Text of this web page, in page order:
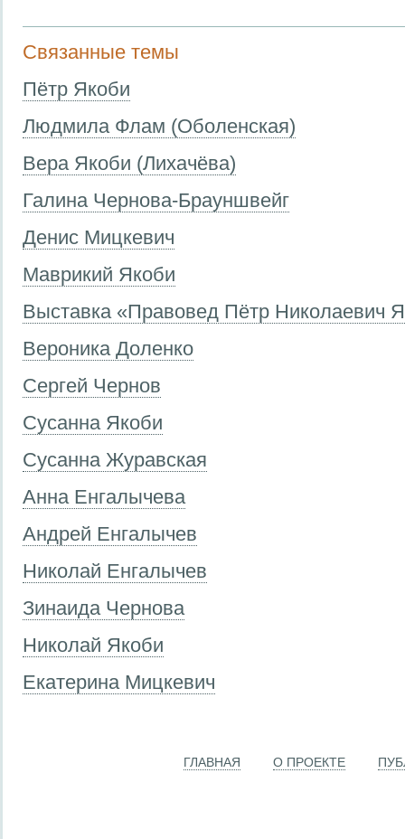
Связанные темы
Пётр Якоби
Людмила Флам (Оболенская)
Вера Якоби (Лихачёва)
Галина Чернова-Брауншвейг
Денис Mицкевич
Маврикий Якоби
Выставка «Правовед Пётр Николаевич
Вероника Доленко
Сергей Чернов
Сусанна Якоби
Сусанна Журавская
Анна Енгалычева
Андрей Енгалычев
Николай Енгалычев
Зинаида Чернова
Николай Якоби
Екатерина Мицкевич
ГЛАВНАЯ О ПРОЕКТЕ